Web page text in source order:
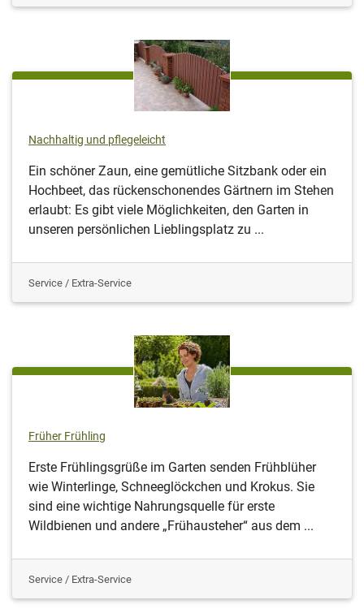
Nachhaltig und pflegeleicht
Ein schöner Zaun, eine gemütliche Sitzbank oder ein
Hochbeet, das rückenschonendes Gärtnern im Stehen
erlaubt: Es gibt viele Möglichkeiten, den Garten in
unseren persönlichen Lieblingsplatz zu ...
Service / Extra-Service
Früher Frühling
Erste Frühlingsgrüße im Garten senden Frühblüher
wie Winterlinge, Schneeglöckchen und Krokus. Sie
sind eine wichtige Nahrungsquelle für erste
Wildbienen und andere „Frühausteher“ aus dem ...
Service / Extra-Service